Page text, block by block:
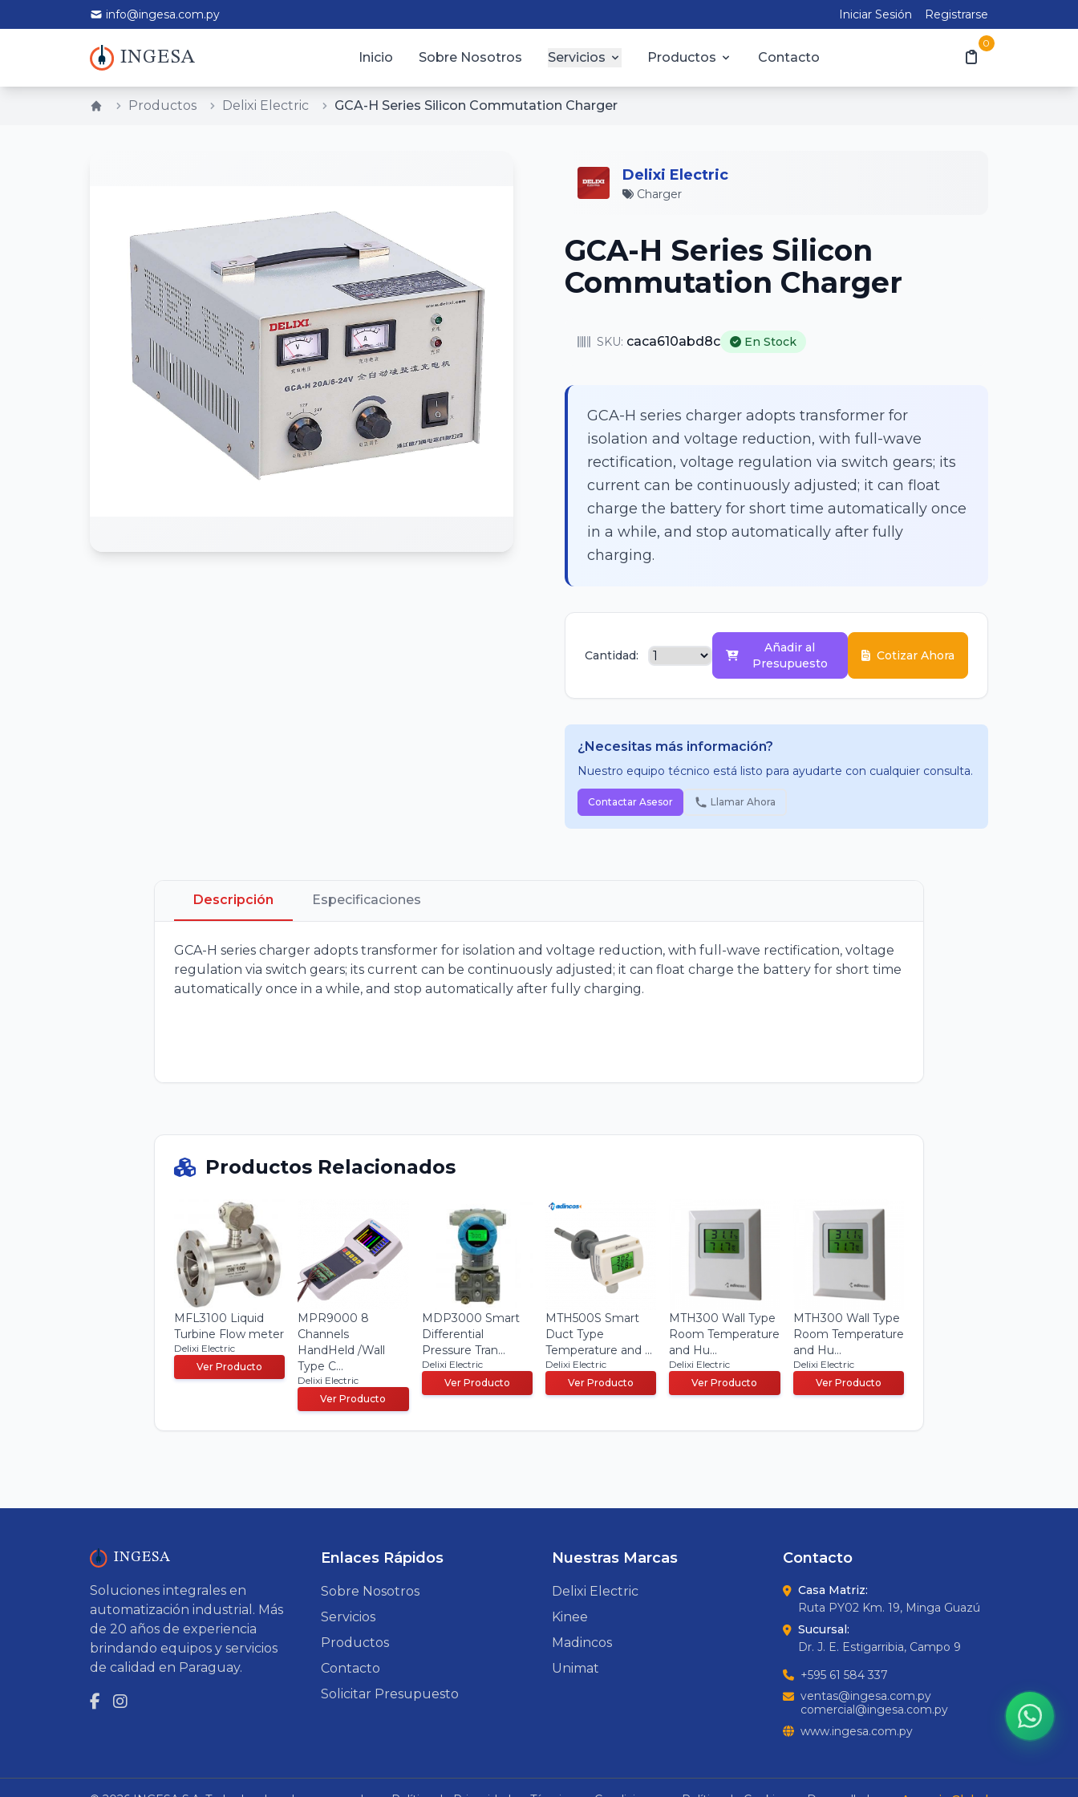
info@ingesa.com.py Iniciar Sesión Registrarse
INGESA Inicio Sobre Nosotros Servicios Productos Contacto
0
Productos Delixi Electric GCA-H Series Silicon Commutation Charger
Delixi Electric
Charger
GCA-H Series Silicon
Commutation Charger
SKU: caca610abd8c En Stock
GCA-H series charger adopts transformer for
isolation and voltage reduction, with full-wave
rectification, voltage regulation via switch gears; its
current can be continuously adjusted; it can float
charge the battery for short time automatically once
in a while, and stop automatically after fully
charging.
Cantidad:
Añadir al
Presupuesto
Cotizar Ahora
¿Necesitas más información?
Nuestro equipo técnico está listo para ayudarte con cualquier consulta.
Contactar Asesor Llamar Ahora
Descripción Especificaciones
GCA-H series charger adopts transformer for isolation and voltage reduction, with full-wave rectification, voltage
regulation via switch gears; its current can be continuously adjusted; it can float charge the battery for short time
automatically once in a while, and stop automatically after fully charging.
Productos Relacionados
MFL3100 Liquid
Turbine Flow meter
Delixi Electric
Ver Producto
MPR9000 8
Channels
HandHeld /Wall
Type C...
Delixi Electric
Ver Producto
MDP3000 Smart
Differential
Pressure Tran...
Delixi Electric
Ver Producto
MTH500S Smart
Duct Type
Temperature and ...
Delixi Electric
Ver Producto
MTH300 Wall Type
Room Temperature
and Hu...
Delixi Electric
Ver Producto
MTH300 Wall Type
Room Temperature
and Hu...
Delixi Electric
Ver Producto
INGESA
Soluciones integrales en
automatización industrial. Más
de 20 años de experiencia
brindando equipos y servicios
de calidad en Paraguay.
Enlaces Rápidos
Sobre Nosotros
Servicios
Productos
Contacto
Solicitar Presupuesto
Nuestras Marcas
Delixi Electric
Kinee
Madincos
Unimat
Contacto
Casa Matriz:
Ruta PY02 Km. 19, Minga Guazú
Sucursal:
Dr. J. E. Estigarribia, Campo 9
+595 61 584 337
ventas@ingesa.com.py
comercial@ingesa.com.py
www.ingesa.com.py